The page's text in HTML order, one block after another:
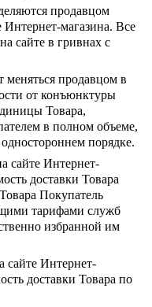
продавцом
Интернет-магазина. Все
сайте в гривнах с
продавцом в
от конъюнктуры
Товара,
в полном объеме,
порядке.
сайте Интернет-
доставки Товара
Покупатель
тарифами служб
избранной им
сайте Интернет-
доставки Товара по